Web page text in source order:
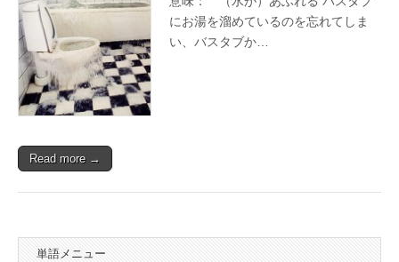
にお湯を溜めているのを忘れてしま
い、バスタブか…
Read more →
単語メニュー